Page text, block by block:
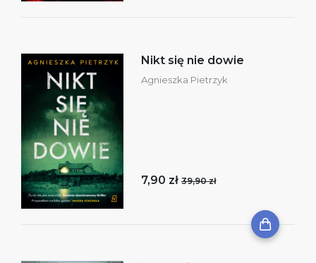
Nikt się nie dowie
Agnieszka Pietrzyk
7,90 zł 39,90 zł